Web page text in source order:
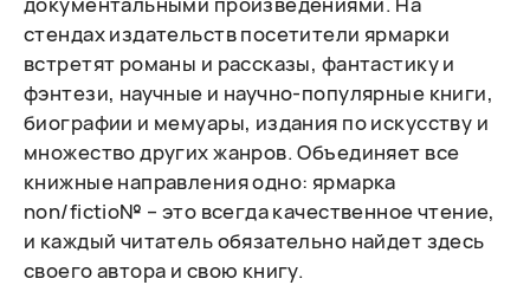
стендах издательств посетители ярмарки
встретят романы и рассказы, фантастику и
фэнтези, научные и научно-популярные книги,
биографии и мемуары, издания по искусству и
множество других жанров. Объединяет все
книжные направления одно: ярмарка
non/fictio№ – это всегда качественное чтение,
и каждый читатель обязательно найдет здесь
своего автора и свою книгу.